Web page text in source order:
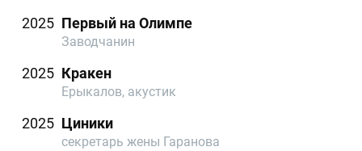
2025 Первый на Олимпе
Заводчанин
2025 Кракен
Ерыкалов, акустик
2025 Циники
секретарь жены Гаранова